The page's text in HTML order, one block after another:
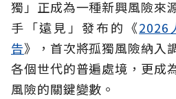
獨」正成為一種新興風險來
手「遠見」發布的《2026
告》，首次將孤獨風險納入
各個世代的普遍處境，更成
風險的關鍵變數。